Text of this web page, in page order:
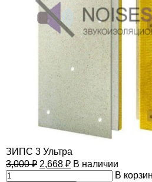
ЗИПС 3 Ультра
3,000₽ 2,668 ₽ В наличии
В